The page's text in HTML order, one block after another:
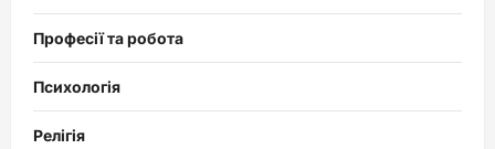
Професії та робота
Психологія
Релігія